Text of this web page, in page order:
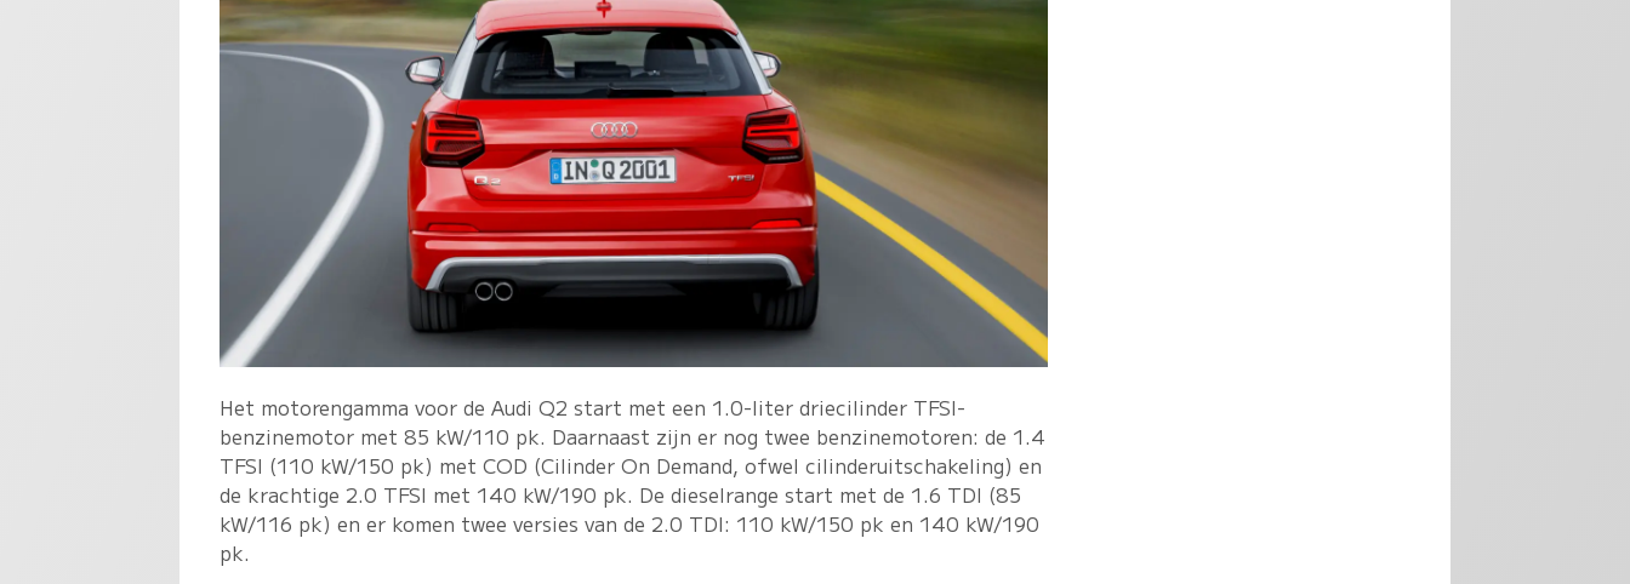
Het motorengamma voor de Audi Q2 start met een 1.0-liter driecilinder TFSI-
benzinemotor met 85 kW/110 pk. Daarnaast zijn er nog twee benzinemotoren: de 1.4
TFSI (110 kW/150 pk) met COD (Cilinder On Demand, ofwel cilinderuitschakeling) en
de krachtige 2.0 TFSI met 140 kW/190 pk. De dieselrange start met de 1.6 TDI (85
kW/116 pk) en er komen twee versies van de 2.0 TDI: 110 kW/150 pk en 140 kW/190
pk.